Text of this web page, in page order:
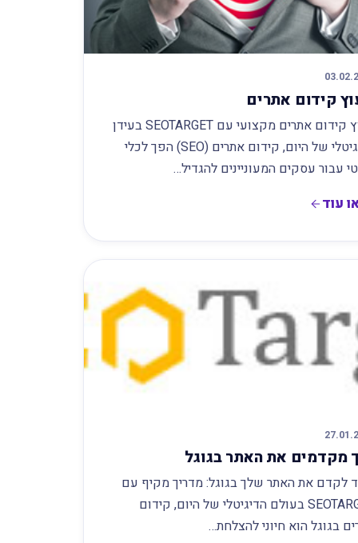
קידום אתרים
ייעוץ קידום אתרים מקצועי עם SEOTARGET בעידן
הדיגיטלי של היום, קידום אתרים (SEO) הפך לכלי
עבור עסקים המעוניינים להגדיל…
עוד
מקדמים את האתר בגוגל
לקדם את האתר שלך בגוגל: מדריך מקיף עם
SEOTARGET בעולם הדיגיטלי של היום, קידום
בגוגל הוא חיוני להצלחת…